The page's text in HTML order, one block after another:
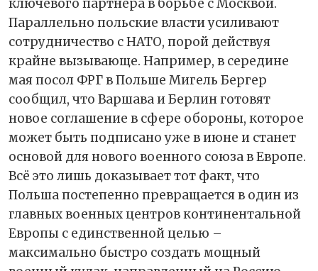
ключевого партнёра в борьбе с Москвой.
Параллельно польские власти усиливают
сотрудничество с НАТО, порой действуя
крайне вызывающе. Например, в середине
мая посол ФРГ в Польше Мигель Бергер
сообщил, что Варшава и Берлин готовят
новое соглашение в сфере обороны, которое
может быть подписано уже в июне и станет
основой для нового военного союза в Европе.
Всё это лишь доказывает тот факт, что
Польша постепенно превращается в один из
главных военных центров континентальной
Европы с единственной целью –
максимально быстро создать мощный